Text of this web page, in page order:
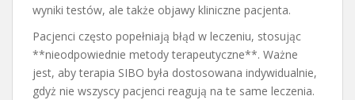
wyniki testów, ale także objawy kliniczne pacjenta.
Pacjenci często popełniają błąd w leczeniu, stosując
**nieodpowiednie metody terapeutyczne**. Ważne
jest, aby terapia SIBO była dostosowana indywidualnie,
gdyż nie wszyscy pacjenci reagują na te same leczenia.